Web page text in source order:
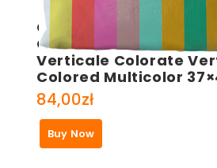
Geanta Handmade
Original Mulewear
Verticale Colorate
Colored Multicolor
84,00zł
Buy Now